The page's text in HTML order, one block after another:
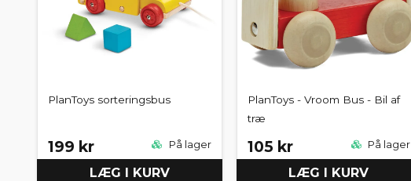
PlanToys sorteringsbus
199 kr På lager
LÆG I KURV
PlanToys - Vroom Bus - Bil af
træ
105 kr På lager
LÆG I KURV